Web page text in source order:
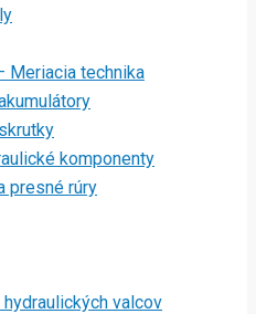
Meriacia technika
komponenty
presné rúry
valcov